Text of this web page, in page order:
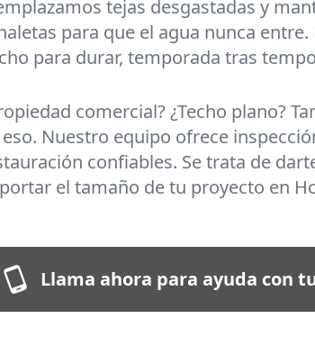
tejas desgastadas y
para que el agua nunca
para durar, temporada tras
comercial? ¿Techo plano?
Nuestro equipo ofrece
confiables. Se trata de
el tamaño de tu proyecto en
Llama ahora para ayuda con